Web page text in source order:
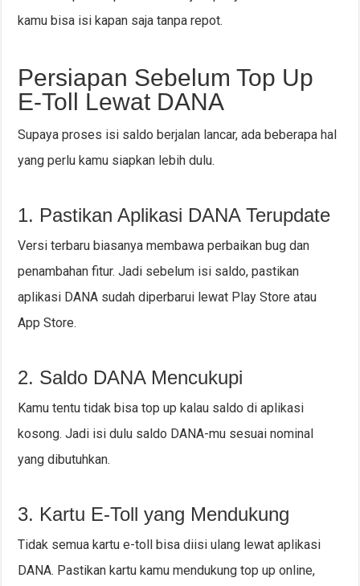
kamu bisa isi kapan saja tanpa repot.
Persiapan Sebelum Top Up
E-Toll Lewat DANA
Supaya proses isi saldo berjalan lancar, ada beberapa hal
yang perlu kamu siapkan lebih dulu.
1. Pastikan Aplikasi DANA Terupdate
Versi terbaru biasanya membawa perbaikan bug dan
penambahan fitur. Jadi sebelum isi saldo, pastikan
aplikasi DANA sudah diperbarui lewat Play Store atau
App Store.
2. Saldo DANA Mencukupi
Kamu tentu tidak bisa top up kalau saldo di aplikasi
kosong. Jadi isi dulu saldo DANA-mu sesuai nominal
yang dibutuhkan.
3. Kartu E-Toll yang Mendukung
Tidak semua kartu e-toll bisa diisi ulang lewat aplikasi
DANA. Pastikan kartu kamu mendukung top up online,